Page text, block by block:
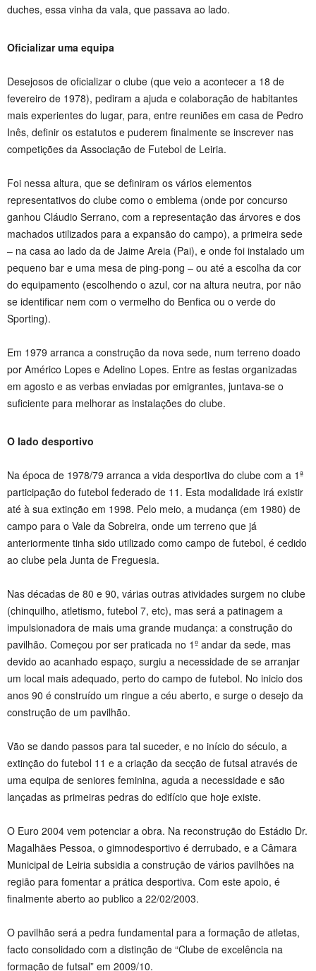
duches, essa vinha da vala, que passava ao lado.
Oficializar uma equipa
Desejosos de oficializar o clube (que veio a acontecer a 18 de
fevereiro de 1978), pediram a ajuda e colaboração de habitantes
mais experientes do lugar, para, entre reuniões em casa de Pedro
Inês, definir os estatutos e puderem finalmente se inscrever nas
competições da Associação de Futebol de Leiria.
Foi nessa altura, que se definiram os vários elementos
representativos do clube como o emblema (onde por concurso
ganhou Cláudio Serrano, com a representação das árvores e dos
machados utilizados para a expansão do campo), a primeira sede
– na casa ao lado da de Jaime Areia (Pai), e onde foi instalado um
pequeno bar e uma mesa de ping-pong – ou até a escolha da cor
do equipamento (escolhendo o azul, cor na altura neutra, por não
se identificar nem com o vermelho do Benfica ou o verde do
Sporting).
Em 1979 arranca a construção da nova sede, num terreno doado
por Américo Lopes e Adelino Lopes. Entre as festas organizadas
em agosto e as verbas enviadas por emigrantes, juntava-se o
suficiente para melhorar as instalações do clube.
O lado desportivo
Na época de 1978/79 arranca a vida desportiva do clube com a 1ª
participação do futebol federado de 11. Esta modalidade irá existir
até à sua extinção em 1998. Pelo meio, a mudança (em 1980) de
campo para o Vale da Sobreira, onde um terreno que já
anteriormente tinha sido utilizado como campo de futebol, é cedido
ao clube pela Junta de Freguesia.
Nas décadas de 80 e 90, várias outras atividades surgem no clube
(chinquilho, atletismo, futebol 7, etc), mas será a patinagem a
impulsionadora de mais uma grande mudança: a construção do
pavilhão. Começou por ser praticada no 1º andar da sede, mas
devido ao acanhado espaço, surgiu a necessidade de se arranjar
um local mais adequado, perto do campo de futebol. No inicio dos
anos 90 é construído um ringue a céu aberto, e surge o desejo da
construção de um pavilhão.
Vão se dando passos para tal suceder, e no início do século, a
extinção do futebol 11 e a criação da secção de futsal através de
uma equipa de seniores feminina, aguda a necessidade e são
lançadas as primeiras pedras do edifício que hoje existe.
O Euro 2004 vem potenciar a obra. Na reconstrução do Estádio Dr.
Magalhães Pessoa, o gimnodesportivo é derrubado, e a Câmara
Municipal de Leiria subsidia a construção de vários pavilhões na
região para fomentar a prática desportiva. Com este apoio, é
finalmente aberto ao publico a 22/02/2003.
O pavilhão será a pedra fundamental para a formação de atletas,
facto consolidado com a distinção de “Clube de excelência na
formação de futsal” em 2009/10.